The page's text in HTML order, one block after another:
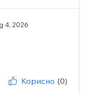
4, 2026
Корисно (0)